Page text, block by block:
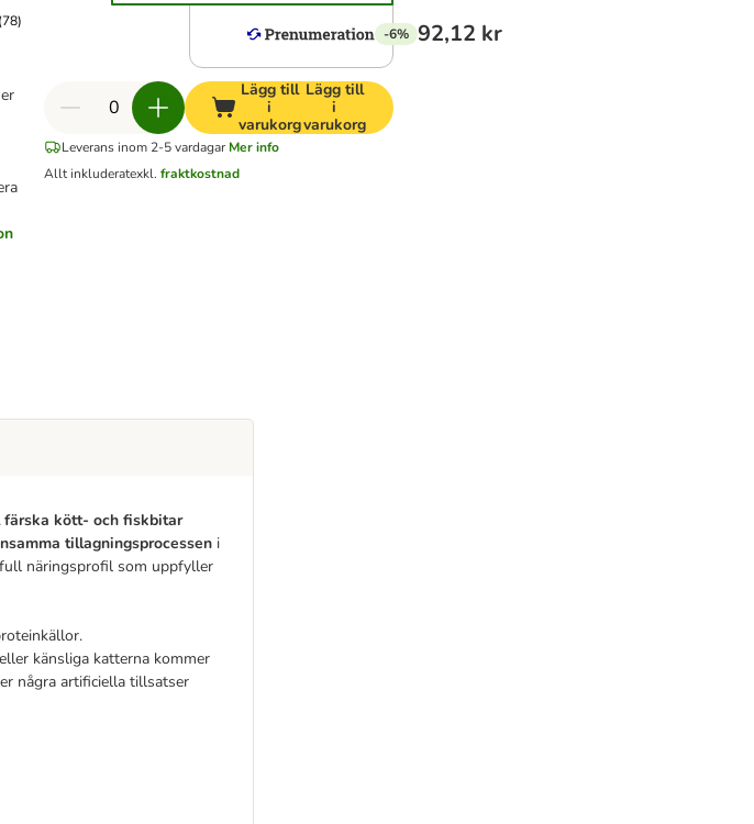
(78)
-6% 92,12 kr
Lägg till
i
varukorg
Lägg till
i
varukorg
Leverans inom 2-5 vardagar Mer info
Allt inkluderatexkl. fraktkostnad
färska kött- och fiskbitar
tillagningsprocessen i
näringsprofil som uppfyller
känsliga katterna kommer
några artificiella tillsatser